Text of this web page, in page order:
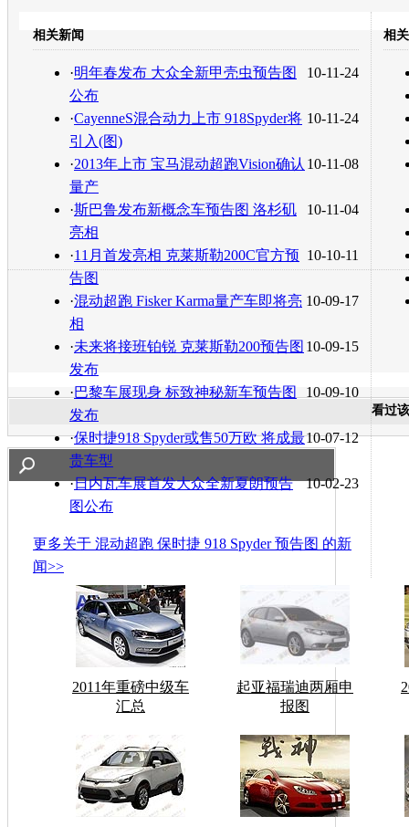
转发至：
相关新闻
10-11-24
·明年春发布 大众全新甲壳虫预告图
公布
10-11-24
·CayenneS混合动力上市 918Spyder将
引入(图)
10-11-08
·2013年上市 宝马混动超跑Vision确认
量产
10-11-04
·斯巴鲁发布新概念车预告图 洛杉矶
亮相
10-10-11
·11月首发亮相 克莱斯勒200C官方预
告图
10-09-17
·混动超跑 Fisker Karma量产车即将亮
相
10-09-15
·未来将接班铂锐 克莱斯勒200预告图
发布
10-09-10
·巴黎车展现身 标致神秘新车预告图
发布
10-07-12
·保时捷918 Spyder或售50万欧 将成最
贵车型
10-02-23
·日内瓦车展首发大众全新夏朗预告
图公布
更多关于 混动超跑 保时捷 918 Spyder 预告图 的新
闻>>
相
看过
2011年重磅中级车
汇总
起亚福瑞迪两厢申
报图